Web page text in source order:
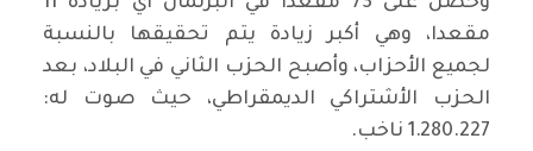
مقعدا، وهي أكبر زيادة يتم تحقيقها بالنسبة
لجميع الأحزاب، وأصبح الحزب الثاني في البلاد، بعد
الحزب الأشتراكي الديمقراطي، حيث صوت له:
1.280.227 ناخب.